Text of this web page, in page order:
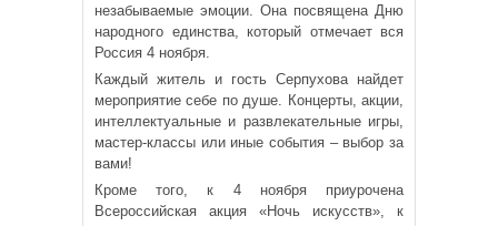
незабываемые эмоции. Она посвящена Дню
народного единства, который отмечает вся
Россия 4 ноября.
Каждый житель и гость Серпухова найдет
мероприятие себе по душе. Концерты, акции,
интеллектуальные и развлекательные игры,
мастер-классы или иные события – выбор за
вами!
Кроме того, к 4 ноября приурочена
Всероссийская акция «Ночь искусств», к